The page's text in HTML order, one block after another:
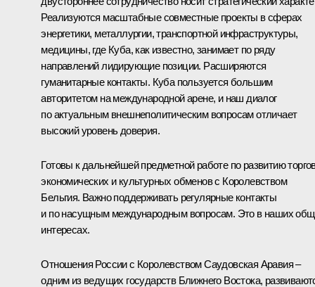
Реализуются масштабные совместные проекты в сферах
энергетики, металлургии, транспортной инфраструктуры,
медицины, где Куба, как известно, занимает по ряду
направлений лидирующие позиции. Расширяются
гуманитарные контакты. Куба пользуется большим
авторитетом на международной арене, и наш диалог
по актуальным внешнеполитическим вопросам отличает
высокий уровень доверия.
Готовы к дальнейшей предметной работе по развитию
экономических и культурных обменов с Королевством
Бельгия. Важно поддерживать регулярные контакты
и по насущным международным вопросам. Это в наших
интересах.
Отношения России с Королевством Саудовская Аравия –
одним из ведущих государств Ближнего Востока,